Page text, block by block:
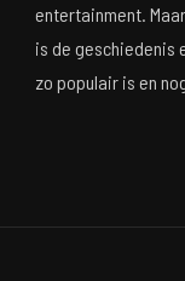
entertainment.
is de geschiedenis
zo populair is en